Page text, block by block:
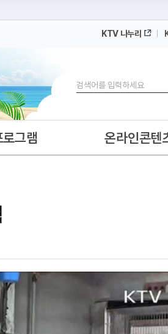
보세요
KTV 나누리
검색
로그램 온라인콘텐